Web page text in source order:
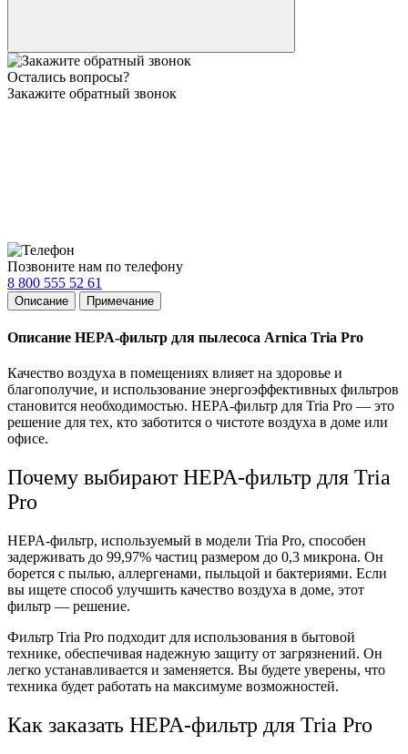
Остались вопросы?
Закажите обратный звонок
Позвоните нам по телефону
8 800 555 52 61
Описание Примечание
Описание HEPA-фильтр для пылесоса Arnica Tria Pro
Качество воздуха в помещениях влияет на здоровье и
благополучие, и использование энергоэффективных фильтров
становится необходимостью. HEPA-фильтр для Tria Pro — это
решение для тех, кто заботится о чистоте воздуха в доме или
офисе.
Почему выбирают HEPA-фильтр для Tria
Pro
HEPA-фильтр, используемый в модели Tria Pro, способен
задерживать до 99,97% частиц размером до 0,3 микрона. Он
борется с пылью, аллергенами, пыльцой и бактериями. Если
вы ищете способ улучшить качество воздуха в доме, этот
фильтр — решение.
Фильтр Tria Pro подходит для использования в бытовой
технике, обеспечивая надежную защиту от загрязнений. Он
легко устанавливается и заменяется. Вы будете уверены, что
техника будет работать на максимуме возможностей.
Как заказать HEPA-фильтр для Tria Pro